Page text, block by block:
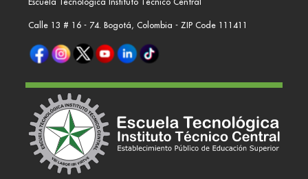
Calle 13 # 16 - 74. Bogotá, Colombia - ZIP Code 111411